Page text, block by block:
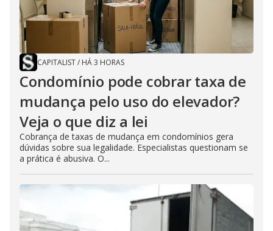
CAPITALIST/ HÁ 3 HORAS
Condomínio pode cobrar taxa de
mudança pelo uso do elevador?
Veja o que diz a lei
Cobrança de taxas de mudança em condomínios gera
dúvidas sobre sua legalidade. Especialistas questionam se
a prática é abusiva. O...